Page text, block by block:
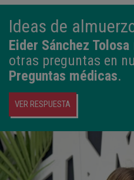
Ideas de
Eider Sánchez Tolosa
otras preguntas en
Preguntas médicas.
VER RESPUESTA